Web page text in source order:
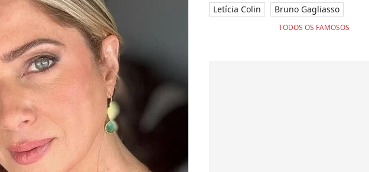
Letícia Colin
Bruno Gagliasso
TODOS OS FAMOSOS